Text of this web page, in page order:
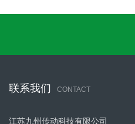
联系我们 CONTACT
江苏九州传动科技有限公司